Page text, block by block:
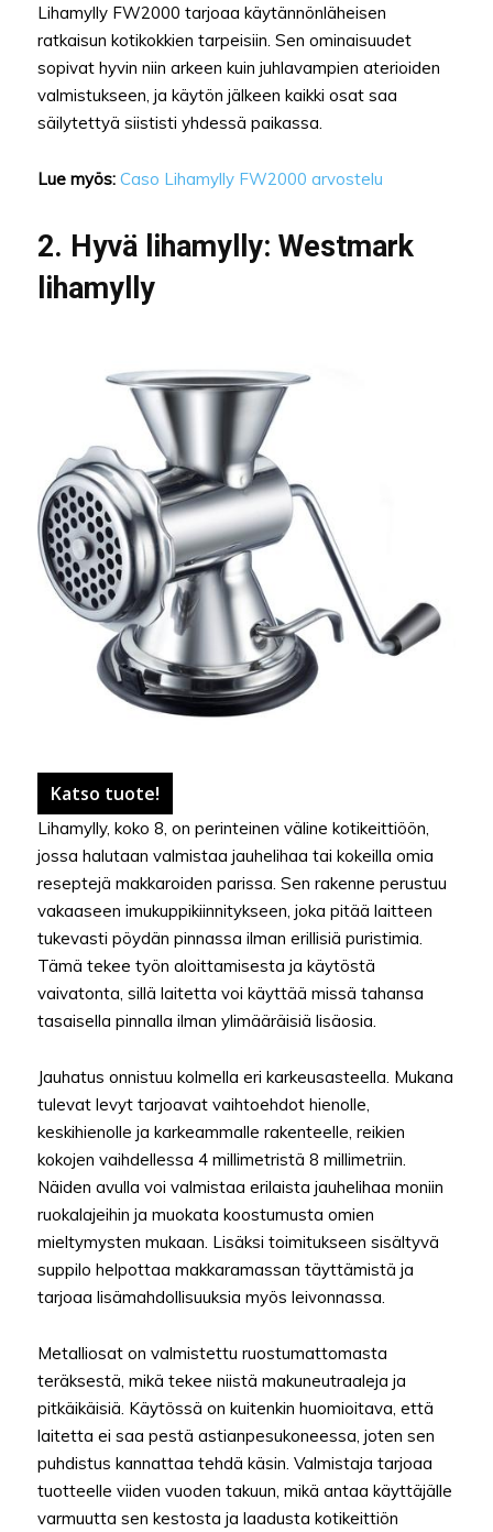
Lihamylly FW2000 tarjoaa käytännönläheisen
ratkaisun kotikokkien tarpeisiin. Sen ominaisuudet
sopivat hyvin niin arkeen kuin juhlavampien aterioiden
valmistukseen, ja käytön jälkeen kaikki osat saa
säilytettyä siististi yhdessä paikassa.
Lue myös: Caso Lihamylly FW2000 arvostelu
2. Hyvä lihamylly: Westmark
lihamylly
Katso tuote!
Lihamylly, koko 8, on perinteinen väline kotikeittiöön,
jossa halutaan valmistaa jauhelihaa tai kokeilla omia
reseptejä makkaroiden parissa. Sen rakenne perustuu
vakaaseen imukuppikiinnitykseen, joka pitää laitteen
tukevasti pöydän pinnassa ilman erillisiä puristimia.
Tämä tekee työn aloittamisesta ja käytöstä
vaivatonta, sillä laitetta voi käyttää missä tahansa
tasaisella pinnalla ilman ylimääräisiä lisäosia.
Jauhatus onnistuu kolmella eri karkeusasteella. Mukana
tulevat levyt tarjoavat vaihtoehdot hienolle,
keskihienolle ja karkeammalle rakenteelle, reikien
kokojen vaihdellessa 4 millimetristä 8 millimetriin.
Näiden avulla voi valmistaa erilaista jauhelihaa moniin
ruokalajeihin ja muokata koostumusta omien
mieltymysten mukaan. Lisäksi toimitukseen sisältyvä
suppilo helpottaa makkaramassan täyttämistä ja
tarjoaa lisämahdollisuuksia myös leivonnassa.
Metalliosat on valmistettu ruostumattomasta
teräksestä, mikä tekee niistä makuneutraaleja ja
pitkäikäisiä. Käytössä on kuitenkin huomioitava, että
laitetta ei saa pestä astianpesukoneessa, joten sen
puhdistus kannattaa tehdä käsin. Valmistaja tarjoaa
tuotteelle viiden vuoden takuun, mikä antaa käyttäjälle
varmuutta sen kestosta ja laadusta kotikeittiön